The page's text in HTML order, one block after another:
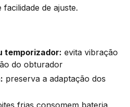
de ajuste.
temporizador: evita vibração
do obturador
preserva a adaptação dos